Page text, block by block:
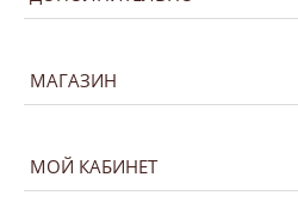
МАГАЗИН
МОЙ КАБИНЕТ